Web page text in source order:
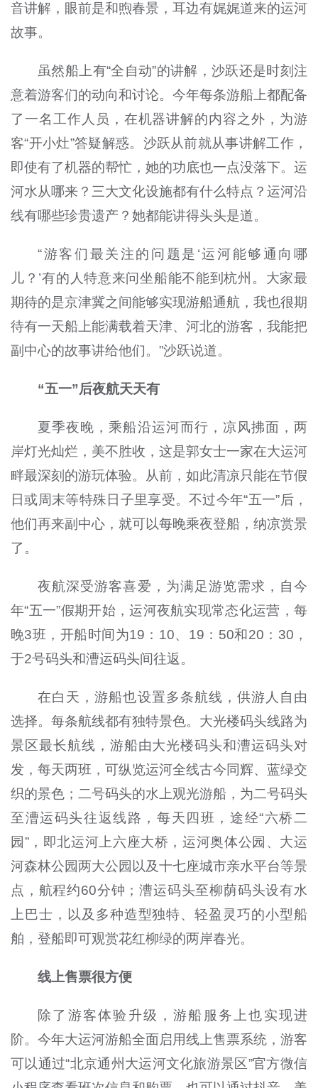
音讲解，眼前是和煦春景，耳边有娓娓道来的运河
故事。
虽然船上有“全自动”的讲解，沙跃还是时刻注
意着游客们的动向和讨论。今年每条游船上都配备
了一名工作人员，在机器讲解的内容之外，为游
客“开小灶”答疑解惑。沙跃从前就从事讲解工作，
即使有了机器的帮忙，她的功底也一点没落下。运
河水从哪来？三大文化设施都有什么特点？运河沿
线有哪些珍贵遗产？她都能讲得头头是道。
“游客们最关注的问题是‘运河能够通向哪
儿？’有的人特意来问坐船能不能到杭州。大家最
期待的是京津冀之间能够实现游船通航，我也很期
待有一天船上能满载着天津、河北的游客，我能把
副中心的故事讲给他们。”沙跃说道。
“五一”后夜航天天有
夏季夜晚，乘船沿运河而行，凉风拂面，两
岸灯光灿烂，美不胜收，这是郭女士一家在大运河
畔最深刻的游玩体验。从前，如此清凉只能在节假
日或周末等特殊日子里享受。不过今年“五一”后，
他们再来副中心，就可以每晚乘夜登船，纳凉赏景
了。
夜航深受游客喜爱，为满足游览需求，自今
年“五一”假期开始，运河夜航实现常态化运营，每
晚3班，开船时间为19：10、19：50和20：30，
于2号码头和漕运码头间往返。
在白天，游船也设置多条航线，供游人自由
选择。每条航线都有独特景色。大光楼码头线路为
景区最长航线，游船由大光楼码头和漕运码头对
发，每天两班，可纵览运河全线古今同辉、蓝绿交
织的景色；二号码头的水上观光游船，为二号码头
至漕运码头往返线路，每天四班，途经“六桥二
园”，即北运河上六座大桥，运河奥体公园、大运
河森林公园两大公园以及十七座城市亲水平台等景
点，航程约60分钟；漕运码头至柳荫码头设有水
上巴士，以及多种造型独特、轻盈灵巧的小型船
舶，登船即可观赏花红柳绿的两岸春光。
线上售票很方便
除了游客体验升级，游船服务上也实现进
阶。今年大运河游船全面启用线上售票系统，游客
可以通过“北京通州大运河文化旅游景区”官方微信